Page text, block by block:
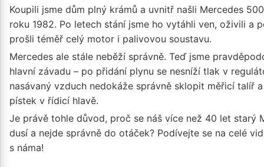
Koupili jsme dům plný krámů a uvnitř našli Mercedes
roku 1982. Po letech stání jsme ho vytáhli ven, oživili a
prošli téměř celý motor i palivovou soustavu.
Mercedes ale stále neběží správně. Teď jsme
hlavní závadu – po přidání plynu se nesníží tlak v
nasávaný vzduch nedokáže správně sklopit měřicí talíř
pístek v řídicí hlavě.
Je právě tohle důvod, proč se náš více než 40 let starý
dusí a nejde správně do otáček? Podívejte se na celé
s náma!